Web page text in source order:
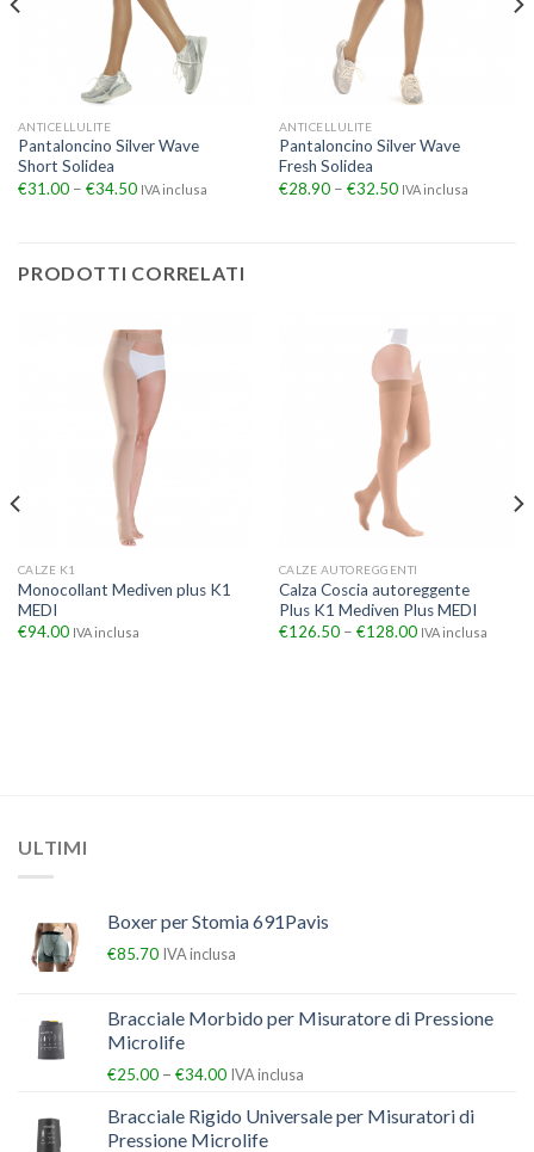
ANTICELLULITE
Pantaloncino Silver Wave
Short Solidea
€31.00– €34.50 IVA inclusa
ANTICELLULITE
Pantaloncino Silver Wave
Fresh Solidea
€28.90– €32.50 IVA inclusa
PRODOTTI CORRELATI
CALZE K1
Monocollant Mediven plus K1
MEDI
€94.00 IVA inclusa
CALZE AUTOREGGENTI
Calza Coscia autoreggente
Plus K1 Mediven Plus MEDI
€126.50– €128.00 IVA inclusa
ULTIMI
Boxer per Stomia 691Pavis
€85.70 IVA inclusa
Bracciale Morbido per Misuratore di Pressione
Microlife
€25.00 – €34.00 IVA inclusa
Bracciale Rigido Universale per Misuratori di
Pressione Microlife